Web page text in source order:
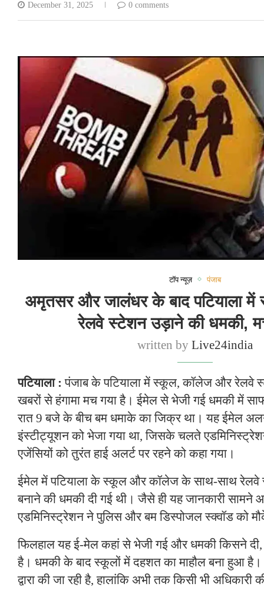
December 31, 2025 0 comments
टॉप न्यूज़ पंजाब
अमृतसर और जालंधर के बाद पटियाला
रेलवे स्टेशन उड़ाने की धमकी,
written byLive24india
पटियाला :पंजाब के पटियाला में स्कूल, कॉलेज और रेलवे
खबरों से हंगामा मच गया है। ईमेल से भेजी गई धमकी में
रात 9 बजे के बीच बम धमाके का जिक्र था। यह ईमेल
इंस्टीट्यूशन को भेजा गया था, जिसके चलते
एजेंसियों को तुरंत हाई अलर्ट पर रहने को कहा गया।
ईमेल में पटियाला के स्कूल और कॉलेज के साथ-साथ रेलवे
बनाने की धमकी दी गई थी। जैसे ही यह जानकारी सामने
एडमिनिस्ट्रेशन ने पुलिस और बम डिस्पोजल स्क्वॉड को
फिलहाल यह ई-मेल कहां से भेजी गई और धमकी किसने दी,
है। धमकी के बाद स्कूलों में दहशत का माहौल बना हुआ
द्वारा की जा रही है, हालांकि अभी तक किसी भी